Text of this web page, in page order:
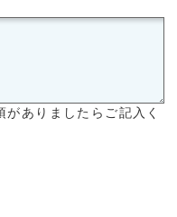
ありましたらご記入く